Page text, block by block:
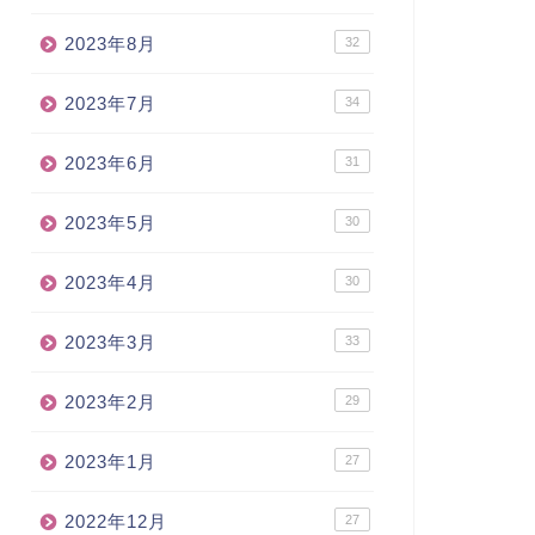
2023年8月 32
2023年7月 34
2023年6月 31
2023年5月 30
2023年4月 30
2023年3月 33
2023年2月 29
2023年1月 27
2022年12月 27